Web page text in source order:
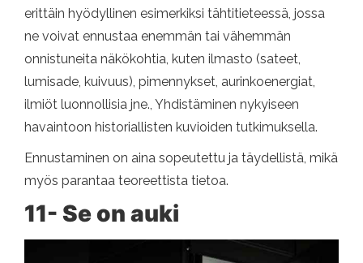
erittäin hyödyllinen esimerkiksi tähtitieteessä, jossa
ne voivat ennustaa enemmän tai vähemmän
onnistuneita näkökohtia, kuten ilmasto (sateet,
lumisade, kuivuus), pimennykset, aurinkoenergiat,
ilmiöt luonnollisia jne., Yhdistäminen nykyiseen
havaintoon historiallisten kuvioiden tutkimuksella.
Ennustaminen on aina sopeutettu ja täydellistä, mikä
myös parantaa teoreettista tietoa.
11- Se on auki